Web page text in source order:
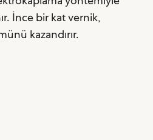
İnce bir kat vernik,
kazandırır.